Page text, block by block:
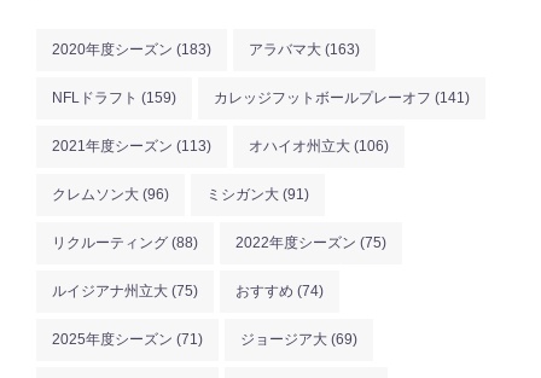
2020年度シーズン (183) アラバマ大 (163)
NFLドラフト (159) カレッジフットボールプレーオフ (141)
2021年度シーズン (113) オハイオ州立大 (106)
クレムソン大 (96) ミシガン大 (91)
リクルーティング (88) 2022年度シーズン (75)
ルイジアナ州立大 (75) おすすめ (74)
2025年度シーズン (71) ジョージア大 (69)